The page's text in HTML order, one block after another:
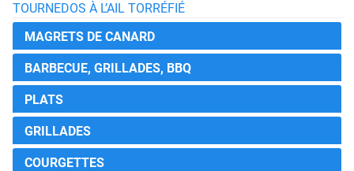
TOURNEDOS À L’AIL TORRÉFIÉ
MAGRETS DE CANARD
BARBECUE, GRILLADES, BBQ
PLATS
GRILLADES
COURGETTES